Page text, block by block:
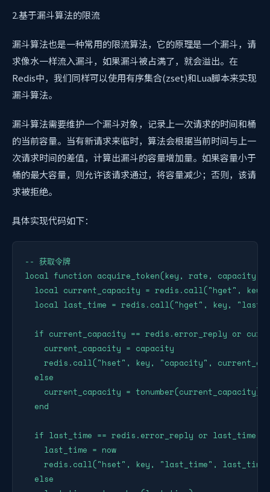
2.基于漏斗算法的限流
漏斗算法也是一种常用的限流算法，它的原理是一个漏斗，请
求像水一样流入漏斗，如果漏斗被占满了，就会溢出。在
Redis中，我们同样可以使用有序集合(zset)和Lua脚本来实现
漏斗算法。
漏斗算法需要维护一个漏斗对象，记录上一次请求的时间和桶
的当前容量。当有新请求来临时，算法会根据当前时间与上一
次请求时间的差值，计算出漏斗的容量增加量。如果容量小于
桶的最大容量，则允许该请求通过，将容量减少；否则，该请
求被拒绝。
具体实现代码如下：
-- 获取令牌
local function acquire_token(key, rate, capacity,
local current_capacity = redis.call("hget", key,
local last_time = redis.call("hget", key,
if current_capacity == redis.error_reply or
    current_capacity = capacity
redis.call("hset", key, "capacity",
  else
    current_capacity = tonumber(current_capacity)
  end
if last_time == redis.error_reply or last_time
    last_time = now
    redis.call("hset", key, "last_time", last_time)
  else